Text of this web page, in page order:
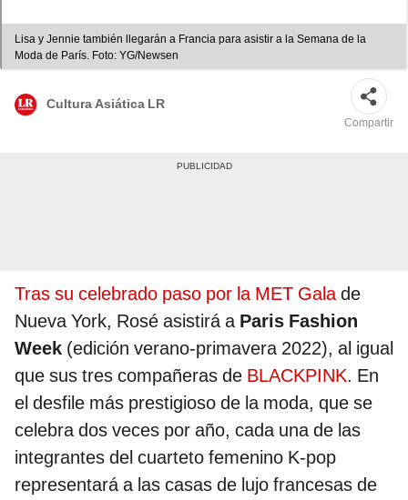
Lisa y Jennie también llegarán a Francia para asistir a la Semana de la
Moda de París. Foto: YG/Newsen
Cultura Asiática LR
Compartir
Tras su celebrado paso por la MET Galade
Nueva York, Rosé asistirá a Paris Fashion
Week (edición verano-primavera 2022), al igual
que sus tres compañeras de BLACKPINK. En
el desfile más prestigioso de la moda, que se
celebra dos veces por año, cada una de las
integrantes del cuarteto femenino K-pop
representará a las casas de lujo francesas de